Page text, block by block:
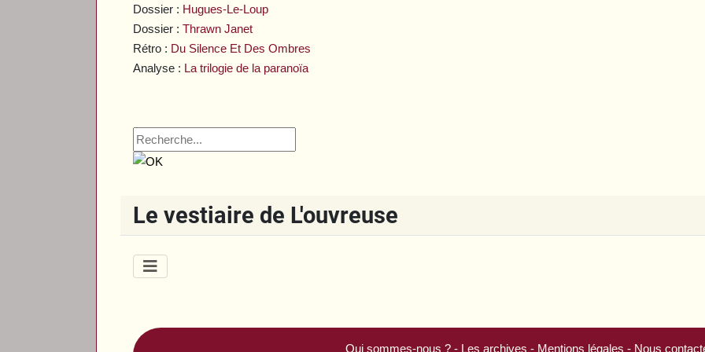
Dossier : Hugues-Le-Loup
Dossier :Thrawn Janet
Rétro : Du Silence Et Des Ombres
Analyse : La trilogie de la paranoïa
Le vestiaire de L'ouvreuse
Qui sommes-nous ?- Les archives - Mentions légales - Nous